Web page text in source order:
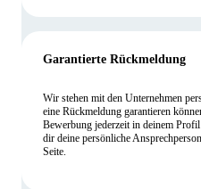
Garantierte Rückmeldung
Wir stehen mit den Unternehmen
eine Rückmeldung garantieren
Bewerbung jederzeit in deinem
dir deine persönliche
Seite.